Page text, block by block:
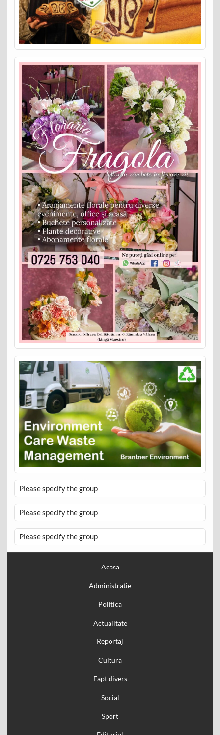
Please specify the group
Please specify the group
Please specify the group
Acasa
Administratie
Politica
Actualitate
Reportaj
Cultura
Fapt divers
Social
Sport